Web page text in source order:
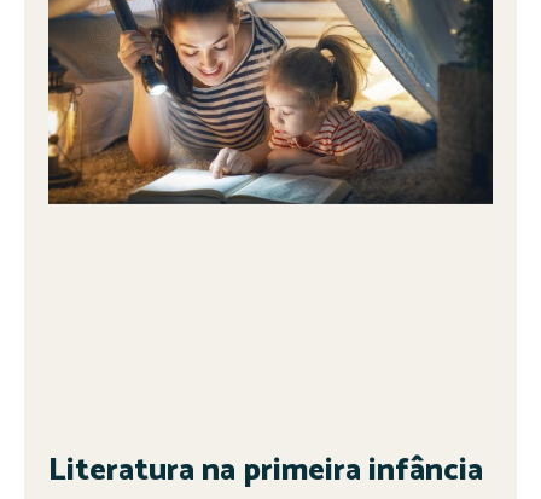
Literatura na primeira infância